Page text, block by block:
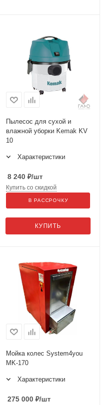
Пылесос для сухой и
влажной уборки Kemak KV
10
Характеристики
8 240 ₽/шт
КУПИТЬ
Купить со скидкой
В РАССРОЧКУ
Мойка колес System4you
MK-170
Характеристики
275 000 ₽/шт